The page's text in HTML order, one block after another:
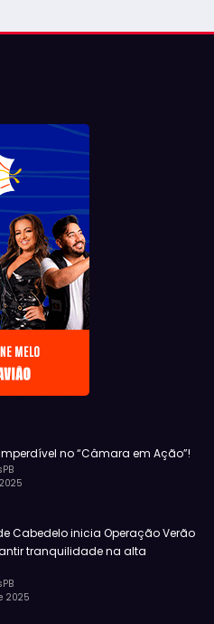
no “Câmara em Ação”!
Cabedelo inicia Operação Verão
tranquilidade na alta
2025